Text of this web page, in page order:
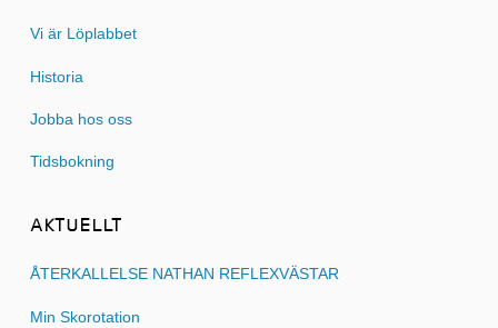
Vi är Löplabbet
Historia
Jobba hos oss
Tidsbokning
AKTUELLT
ÅTERKALLELSE NATHAN REFLEXVÄSTAR
Min Skorotation